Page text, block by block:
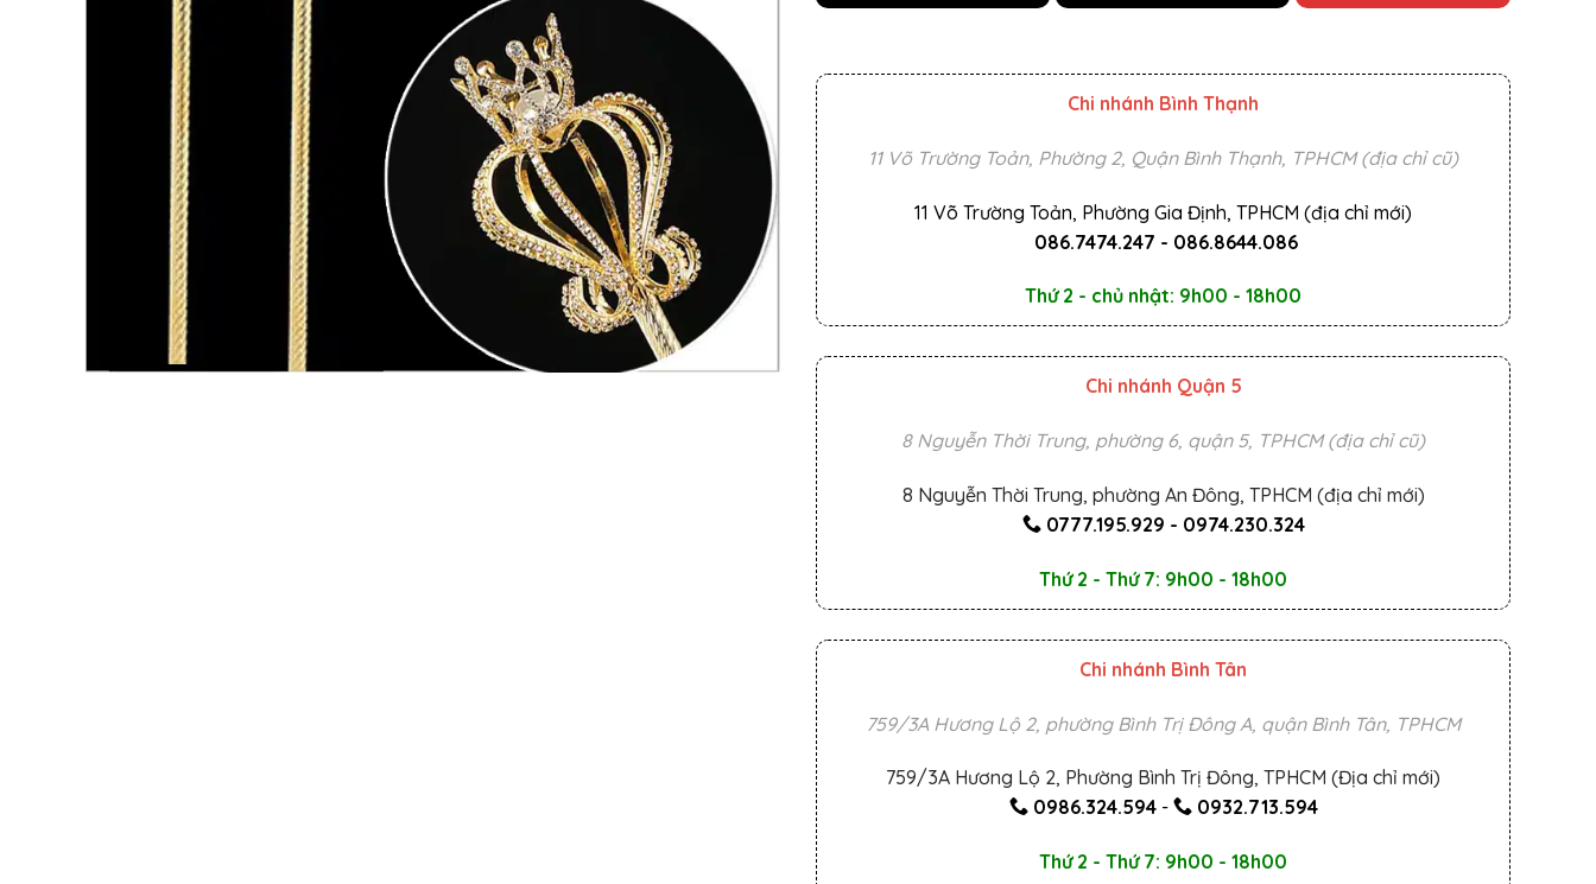
Chi nhánh Bình Thạnh
11 Võ Trường Toản, Phường 2, Quận Bình Thạnh, TPHCM (địa chỉ cũ)
11 Võ Trường Toản, Phường Gia Định, TPHCM (địa chỉ mới)
086.7474.247 - 086.8644.086
Thứ 2 - chủ nhật: 9h00 - 18h00
Chi nhánh Quận 5
8 Nguyễn Thời Trung, phường 6, quận 5, TPHCM (địa chỉ cũ)
8 Nguyễn Thời Trung, phường An Đông, TPHCM (địa chỉ mới)
0777.195.929 - 0974.230.324
Thứ 2 - Thứ 7: 9h00 - 18h00
Chi nhánh Bình Tân
759/3A Hương Lộ 2, phường Bình Trị Đông A, quận Bình Tân, TPHCM
759/3A Hương Lộ 2, Phường Bình Trị Đông, TPHCM (Địa chỉ mới)
0986.324.594- 0932.713.594
Thứ 2 - Thứ 7: 9h00 - 18h00